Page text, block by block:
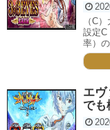
（C
設定C
率）
エヴ
でも